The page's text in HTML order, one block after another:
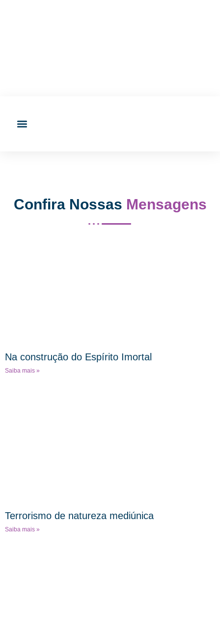
Confira Nossas Mensagens
Na construção do Espírito Imortal
Saiba mais »
Terrorismo de natureza mediúnica
Saiba mais »